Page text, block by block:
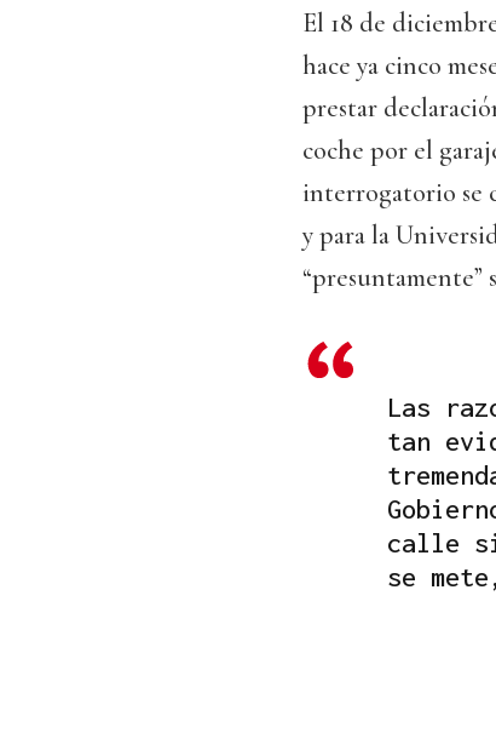
El 18 de
hace ya cinco
prestar
coche por el
interrogatorio se
y para la
“presuntamente”
Las
tan
calle
se